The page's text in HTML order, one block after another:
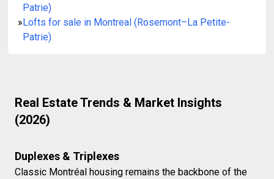
Patrie)
»Lofts for sale in Montreal (Rosemont–La Petite-
Patrie)
Real Estate Trends & Market Insights
(2026)
Duplexes & Triplexes
Classic Montréal housing remains the backbone of the